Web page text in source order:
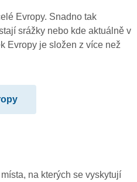
Evropy. Snadno tak
srážky nebo kde aktuálně v
Evropy je složen z více než
na kterých se vyskytují